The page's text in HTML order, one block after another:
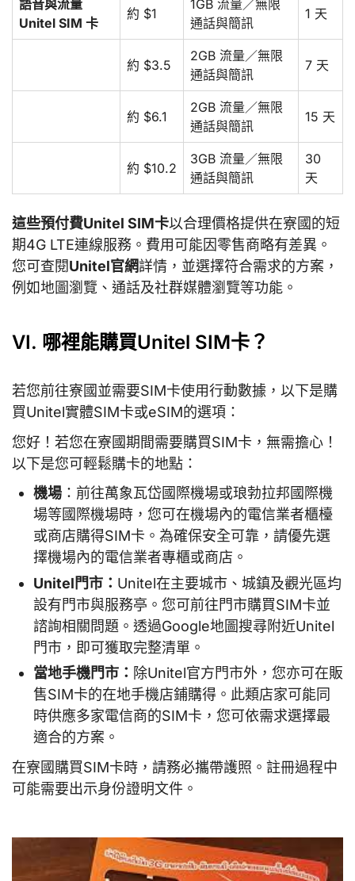
語音與流量
Unitel SIM 卡
約 $1
1GB 流量／無限
通話與簡訊
1 天
約 $3.5
2GB 流量／無限
通話與簡訊
7 天
約 $6.1
2GB 流量／無限
通話與簡訊
15 天
約 $10.2
3GB 流量／無限
通話與簡訊
30
天
這些預付費Unitel SIM卡以合理價格提供在寮國的短
期4G LTE連線服務。費用可能因零售商略有差異。
您可查閱Unitel官網詳情，並選擇符合需求的方案，
例如地圖瀏覽、通話及社群媒體瀏覽等功能。
VI. 哪裡能購買Unitel SIM卡？
若您前往寮國並需要SIM卡使用行動數據，以下是購
買Unitel實體SIM卡或eSIM的選項：
您好！若您在寮國期間需要購買SIM卡，無需擔心！
以下是您可輕鬆購卡的地點：
機場 ：前往萬象瓦岱國際機場或琅勃拉邦國際機
場等國際機場時，您可在機場內的電信業者櫃檯
或商店購得SIM卡。為確保安全可靠，請優先選
擇機場內的電信業者專櫃或商店。
Unitel門市： Unitel在主要城市、城鎮及觀光區均
設有門市與服務亭。您可前往門市購買SIM卡並
諮詢相關問題。透過Google地圖搜尋附近Unitel
門市，即可獲取完整清單。
當地手機門市： 除Unitel官方門市外，您亦可在販
售SIM卡的在地手機店鋪購得。此類店家可能同
時供應多家電信商的SIM卡，您可依需求選擇最
適合的方案。
在寮國購買SIM卡時，請務必攜帶護照。註冊過程中
可能需要出示身份證明文件。